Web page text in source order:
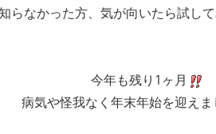
らなかった方、気が向いたら試し
今年も残り1ヶ月
病気や怪我なく年末年始を迎えま